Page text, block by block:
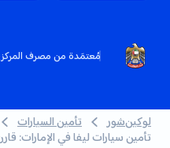
مُعتمَدة من مصرف
لوكين‌شور
تأمين السيارات
تأمين سيارات ليفا في الإمارات: